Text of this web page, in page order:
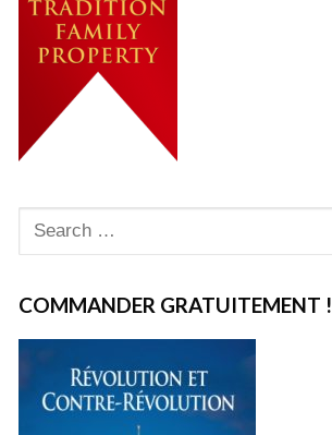
Rechercher
:
COMMANDER GRATUITEMENT !